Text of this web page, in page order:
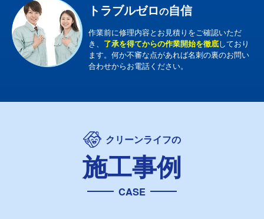
トラブルゼロの自信
作業前に修理内容とお見積りをご確認いただ
き、 了承を得てからの作業開始を徹底しており
ます。何か不審な点があれば名刺の裏のお問い
合わせからお電話ください。
クリーンライフの
施工事例
CASE